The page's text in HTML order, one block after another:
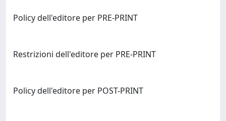
Policy dell'editore per PRE-PRINT
Restrizioni dell'editore per PRE-PRINT
Policy dell'editore per POST-PRINT